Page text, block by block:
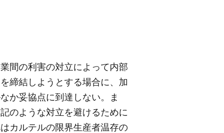
間の利害の対立によって内部
締結しようとする場合に、加
か妥協点に到達しない。ま
のような対立を避けるために
カルテルの限界生産者温存の